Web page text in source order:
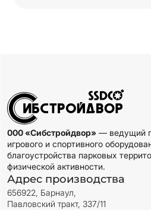
000 «Сибстройдвор» — ведущий
игрового и спортивного
благоустройства парковых
физической активности.
Адрес производства
656922, Барнаул,
Павловский тракт, 337/11